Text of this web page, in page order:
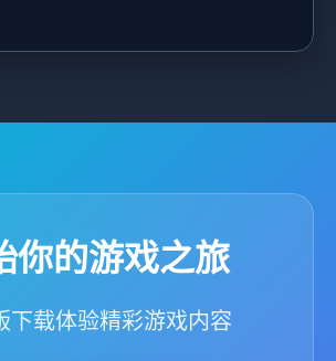
你的游戏之旅
下载体验精彩游戏内容